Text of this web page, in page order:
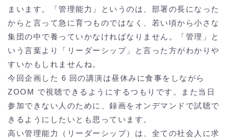
まいます。「管理能力」というのは、部署の長になった
からと言って急に育つものではなく、若い頃から小さな
集団の中で養っていかなければなりません。「管理」と
いう言葉より「リーダーシップ」と言った方がわかりや
すいかもしれませんね。
今回企画した 6 回の講演は昼休みに食事をしながら
ZOOM で視聴できるようにするつもりです。また当日
参加できない人のために、録画をオンデマンドで試聴で
きるようにしたいとも思っています。
高い管理能力（リーダーシップ）は、全ての社会人に求